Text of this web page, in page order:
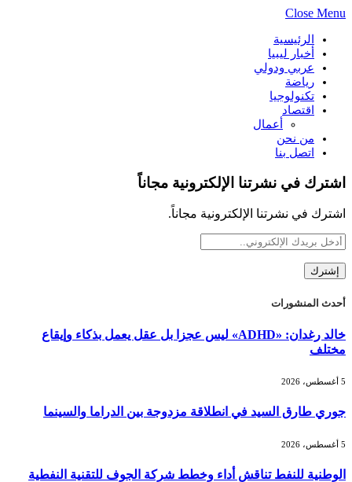
Close Menu
الرئيسية
أخبار ليبيا
عربي ودولي
رياضة
تكنولوجيا
اقتصاد
أعمال
من نحن
اتصل بنا
اشترك في نشرتنا الإلكترونية مجاناً
اشترك في نشرتنا الإلكترونية مجاناً.
أحدث المنشورات
خالد رغدان: «ADHD» ليس عجزا بل عقل يعمل بذكاء وإيقاع
مختلف
جوري طارق السيد في انطلاقة مزدوجة بين الدراما والسينما
الوطنية للنفط تناقش أداء وخطط شركة الجوف للتقنية النفطية